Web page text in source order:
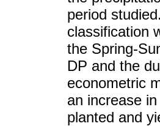
period
classification
the Spring-
DP and the
econometric
an increase
planted and